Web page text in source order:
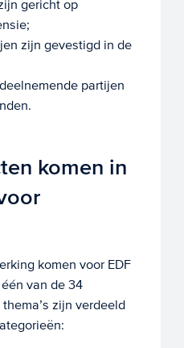
gericht op
zijn gevestigd in de
partijen
komen in
komen voor EDF
van de 34
zijn verdeeld